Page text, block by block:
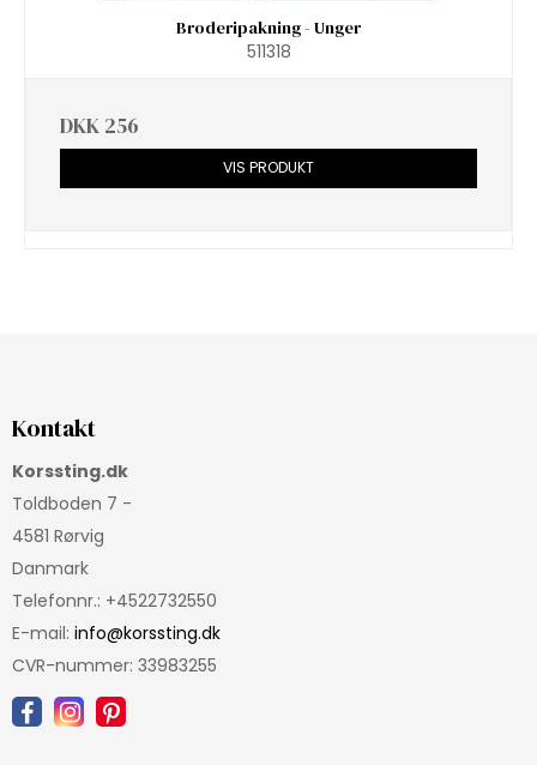
Broderipakning - Unger
511318
DKK 256
VIS PRODUKT
Kontakt
Korssting.dk
Toldboden 7 -
4581 Rørvig
Danmark
Telefonnr.: +4522732550
E-mail: info@korssting.dk
CVR-nummer: 33983255